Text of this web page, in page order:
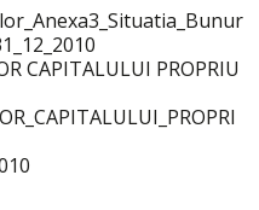
CAPITALULUI PROPRIU